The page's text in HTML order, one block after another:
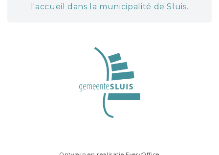
l'accueil dans la municipalité de Sluis.